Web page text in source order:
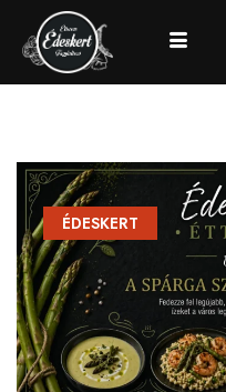
ÉDESKERT